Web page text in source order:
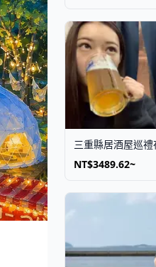
三重縣居酒屋巡
NT$3489.62~